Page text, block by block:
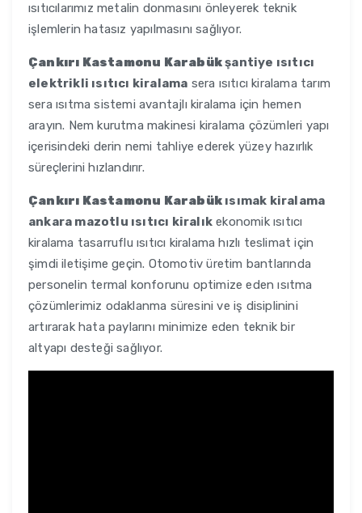
ısıtıcılarımız metalin donmasını önleyerek teknik
işlemlerin hatasız yapılmasını sağlıyor.
Çankırı Kastamonu Karabükşantiye ısıtıcı
elektrikli ısıtıcı kiralama sera ısıtıcı kiralama tarım
sera ısıtma sistemi avantajlı kiralama için hemen
arayın. Nem kurutma makinesi kiralama çözümleri yapı
içerisindeki derin nemi tahliye ederek yüzey hazırlık
süreçlerini hızlandırır.
Çankırı Kastamonu Karabük ısımak kiralama
ankara mazotlu ısıtıcı kiralık ekonomik ısıtıcı
kiralama tasarruflu ısıtıcı kiralama hızlı teslimat için
şimdi iletişime geçin. Otomotiv üretim bantlarında
personelin termal konforunu optimize eden ısıtma
çözümlerimiz odaklanma süresini ve iş disiplinini
artırarak hata paylarını minimize eden teknik bir
altyapı desteği sağlıyor.